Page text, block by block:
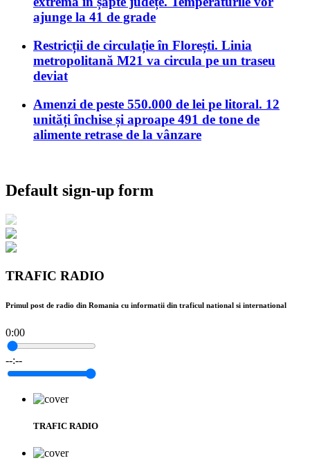
ajunge la 41 de grade
Restricții de circulație în Florești. Linia
metropolitană M21 va circula pe un traseu
deviat
Amenzi de peste 550.000 de lei pe litoral. 12
unități închise și aproape 491 de tone de
alimente retrase de la vânzare
Default sign-up form
TRAFIC RADIO
Primul post de radio din Romania cu informatii din traficul national si international
0:00
--:--
TRAFIC RADIO